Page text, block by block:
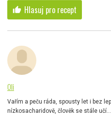
thumb_up Hlasuj pro recept
Oli
Vařím a peču ráda, spousty let i bez
nízkosacharidově, člověk se stále učí...